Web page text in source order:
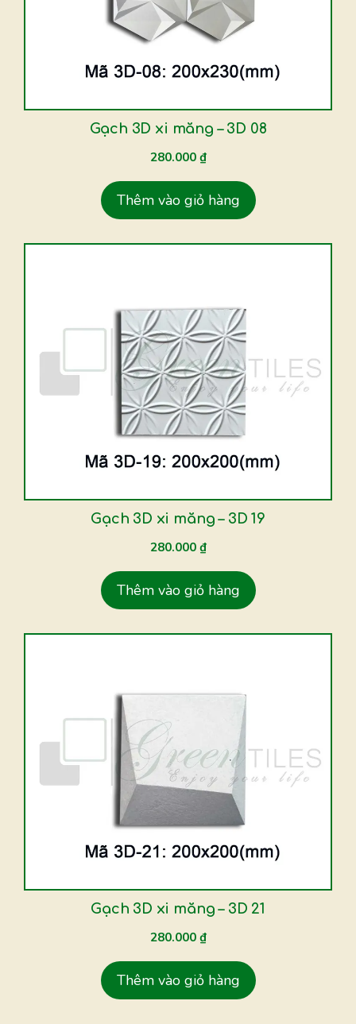
Gạch 3D xi măng – 3D 08
280.000₫
Thêm vào giỏ hàng
Gạch 3D xi măng – 3D 19
280.000₫
Thêm vào giỏ hàng
Gạch 3D xi măng – 3D 21
280.000₫
Thêm vào giỏ hàng